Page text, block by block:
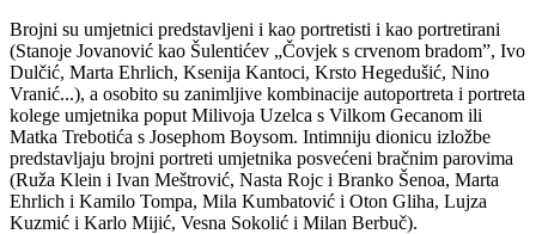
Brojni su umjetnici predstavljeni i kao portretisti i kao portretirani
(Stanoje Jovanović kao Šulentićev „Čovjek s crvenom bradom”, Ivo
Dulčić, Marta Ehrlich, Ksenija Kantoci, Krsto Hegedušić, Nino
Vranić...), a osobito su zanimljive kombinacije autoportreta i portreta
kolege umjetnika poput Milivoja Uzelca s Vilkom Gecanom ili
Matka Trebotića s Josephom Boysom. Intimniju dionicu izložbe
predstavljaju brojni portreti umjetnika posvećeni bračnim parovima
(Ruža Klein i Ivan Meštrović, Nasta Rojc i Branko Šenoa, Marta
Ehrlich i Kamilo Tompa, Mila Kumbatović i Oton Gliha, Lujza
Kuzmić i Karlo Mijić, Vesna Sokolić i Milan Berbuč).